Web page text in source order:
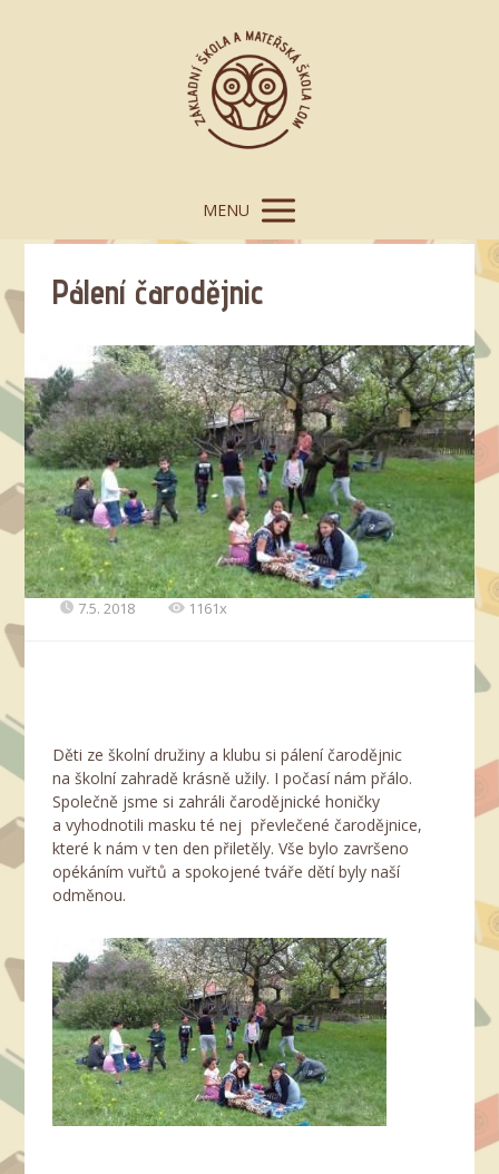
MENU
Pálení čarodějnic
7.5. 2018 1161x
Děti ze školní družiny a klubu si pálení čarodějnic
na školní zahradě krásně užily. I počasí nám přálo.
Společně jsme si zahráli čarodějnické honičky
a vyhodnotili masku té nej převlečené čarodějnice,
které k nám v ten den přiletěly. Vše bylo završeno
opékáním vuřtů a spokojené tváře dětí byly naší
odměnou.